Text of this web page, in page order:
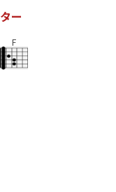
ター
F